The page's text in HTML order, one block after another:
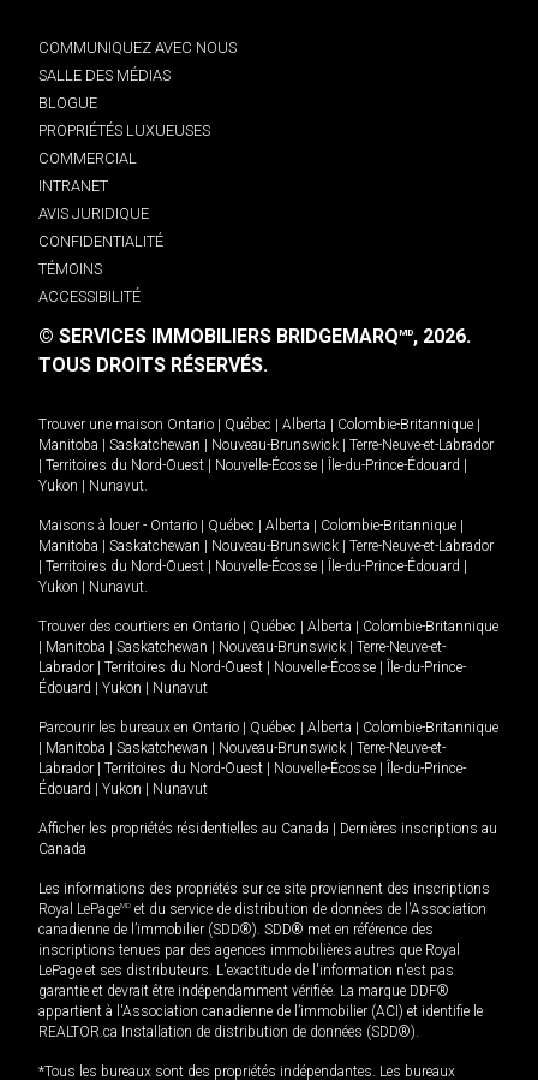
COMMUNIQUEZ AVEC NOUS
SALLE DES MÉDIAS
BLOGUE
PROPRIÉTÉS LUXUEUSES
COMMERCIAL
INTRANET
AVIS JURIDIQUE
CONFIDENTIALITÉ
TÉMOINS
ACCESSIBILITÉ
© SERVICES IMMOBILIERS BRIDGEMARQMD, 2026.
TOUS DROITS RÉSERVÉS.
Trouver une maison Ontario Québec Alberta Colombie-Britannique
Manitoba
Saskatchewan Nouveau-Brunswick
Terre-Neuve-et-Labrador
Territoires du Nord-Ouest Nouvelle-Écosse Île-du-Prince-Édouard
Yukon
Nunavut.
Maisons à louer - Ontario Québec Alberta Colombie-Britannique
Manitoba
Saskatchewan Nouveau-Brunswick
Terre-Neuve-et-Labrador
Territoires du Nord-Ouest Nouvelle-Écosse Île-du-Prince-Édouard
Yukon
Nunavut.
Trouver des courtiers en Ontario Québec Alberta
Colombie-Britannique
Manitoba Saskatchewan Nouveau-Brunswick
Terre-Neuve-et-
Labrador
Territoires du Nord-Ouest Nouvelle-Écosse
Île-du-Prince-
Édouard
Yukon Nunavut
Parcourir les bureaux en Ontario Québec Alberta
Colombie-Britannique
Manitoba Saskatchewan Nouveau-Brunswick
Terre-Neuve-et-
Labrador
Territoires du Nord-Ouest Nouvelle-Écosse
Île-du-Prince-
Édouard
Yukon Nunavut
Afficher les propriétés résidentielles au Canada
Dernières inscriptions au
Canada
Les informations des propriétés sur ce site proviennent des inscriptions
Royal LePageMD et du service de distribution de données de l'Association
canadienne de l’immobilier (SDD®). SDD® met en référence des
inscriptions tenues par des agences immobilières autres que Royal
LePage et ses distributeurs. L'exactitude de l'information n'est pas
garantie et devrait être indépendamment vérifiée. La marque DDF®
appartient à l'Association canadienne de l’immobilier (ACI) et identifie le
REALTOR.ca Installation de distribution de données (SDD®).
*Tous les bureaux sont des propriétés indépendantes. Les bureaux